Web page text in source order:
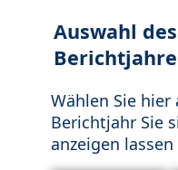
Auswahl
Wählen Sie hier
Berichtjahr Sie
anzeigen